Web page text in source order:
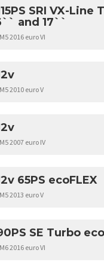
SRI VX-
and 17``
2016 euro VI
2010 euro V
2007 euro IV
65PS ecoFLEX
2013 euro V
SE Turbo
2016 euro VI